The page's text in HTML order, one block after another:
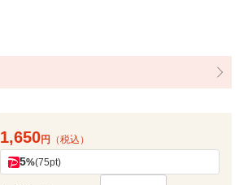
1,650円 （税込）
5%(75pt)